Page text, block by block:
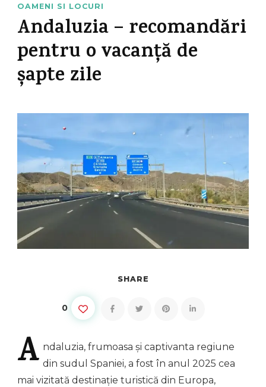
OAMENI SI LOCURI
Andaluzia – recomandări
pentru o vacanță de
șapte zile
SHARE
0
A ndaluzia, frumoasa și captivanta regiune
din sudul Spaniei, a fost în anul 2025 cea
mai vizitată destinație turistică din Europa,